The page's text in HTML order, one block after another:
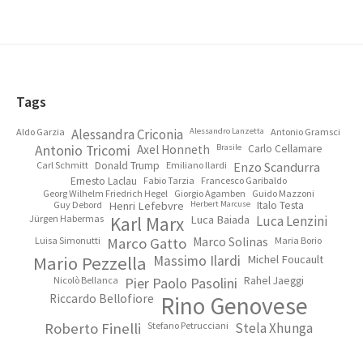
Footer
Tags
Aldo Garzia Alessandra Criconia Alessandro Lanzetta Antonio Gramsci
Antonio Tricomi Axel Honneth Brasile Carlo Cellamare
Carl Schmitt Donald Trump Emiliano Ilardi Enzo Scandurra
Ernesto Laclau Fabio Tarzia
Francesco Garibaldo
Georg Wilhelm Friedrich Hegel
Giorgio Agamben
Guido Mazzoni
Guy Debord
Henri Lefebvre Herbert Marcuse Italo Testa
Jürgen Habermas Karl Marx Luca Baiada Luca Lenzini
Luisa Simonutti Marco Gatto Marco Solinas Maria Borio
Mario Pezzella Massimo Ilardi Michel Foucault
Nicolò Bellanca Pier Paolo Pasolini Rahel Jaeggi
Riccardo Bellofiore Rino Genovese
Roberto Finelli Stefano Petrucciani Stela Xhunga